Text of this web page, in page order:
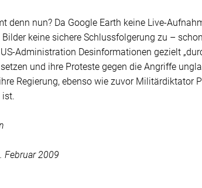
denn nun? Da Google Earth keine Live-
keine sichere Schlussfolgerung zu –
Administration Desinformationen gezielt
und ihre Proteste gegen die Angriffe
Regierung, ebenso wie zuvor Militärdiktator
ist.
Februar 2009